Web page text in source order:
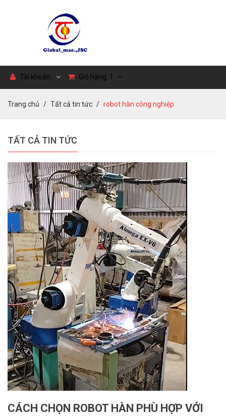
Tài khoản Giỏ hàng: 1
Trang chủ Tất cả tin tức robot hàn công nghiệp
TẤT CẢ TIN TỨC
CÁCH CHỌN ROBOT HÀN PHÙ HỢP VỚI